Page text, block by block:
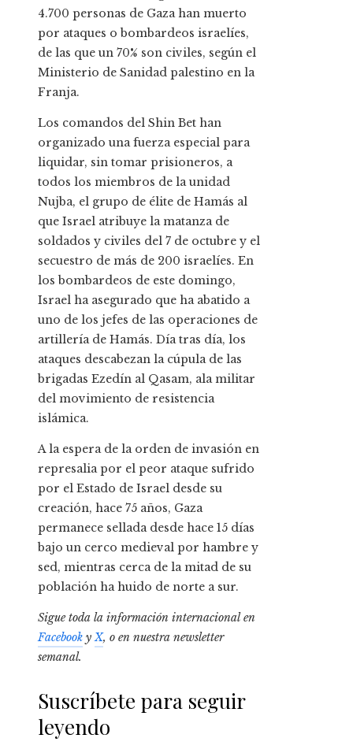
4.700 personas de Gaza han muerto
por ataques o bombardeos israelíes,
de las que un 70% son civiles, según el
Ministerio de Sanidad palestino en la
Franja.
Los comandos del Shin Bet han
organizado una fuerza especial para
liquidar, sin tomar prisioneros, a
todos los miembros de la unidad
Nujba, el grupo de élite de Hamás al
que Israel atribuye la matanza de
soldados y civiles del 7 de octubre y el
secuestro de más de 200 israelíes. En
los bombardeos de este domingo,
Israel ha asegurado que ha abatido a
uno de los jefes de las operaciones de
artillería de Hamás. Día tras día, los
ataques descabezan la cúpula de las
brigadas Ezedín al Qasam, ala militar
del movimiento de resistencia
islámica.
A la espera de la orden de invasión en
represalia por el peor ataque sufrido
por el Estado de Israel desde su
creación, hace 75 años, Gaza
permanece sellada desde hace 15 días
bajo un cerco medieval por hambre y
sed, mientras cerca de la mitad de su
población ha huido de norte a sur.
Sigue toda la información internacional en
Facebook yX, o en nuestra newsletter
semanal.
Suscríbete para seguir
leyendo